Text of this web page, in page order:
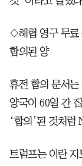
◇해협 영구 무료
합의된 양
휴전 합의 문서
양국이 60일 간
‘합의’된 것처럼
트럼프는 이란